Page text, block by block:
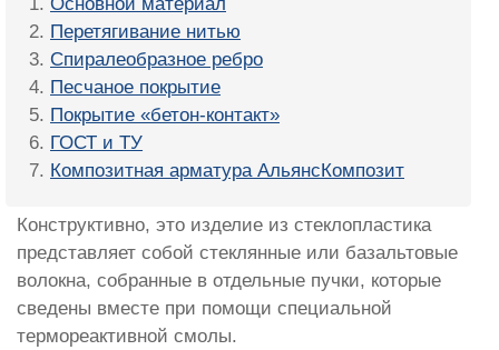
Перетягивание нитью
Спиралеобразное ребро
Песчаное покрытие
Покрытие «бетон-контакт»
ГОСТ и ТУ
Композитная арматура АльянсКомпозит
Конструктивно, это изделие из стеклопластика
представляет собой стеклянные или базальтовые
волокна, собранные в отдельные пучки, которые
сведены вместе при помощи специальной
термореактивной смолы.